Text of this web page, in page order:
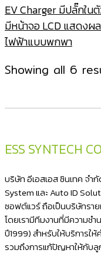
was:
EV Charger มีปลั๊กใน
มีหน้าจอ LCD แสดงผ
ไฟฟ้าแบบพกพา
Showing all 6
ESS SYNTECH
บริษัท อีเอสเอส ซินเทค จำ
System และ Auto ID
ซอฟต์แวร์ ถือเป็นบริษัทราย
โดยเรามีทีมงานที่มีความช
ปี1999) สำหรับให้บริการใ
รวมถึงการแก้ปัญหาให้กับ